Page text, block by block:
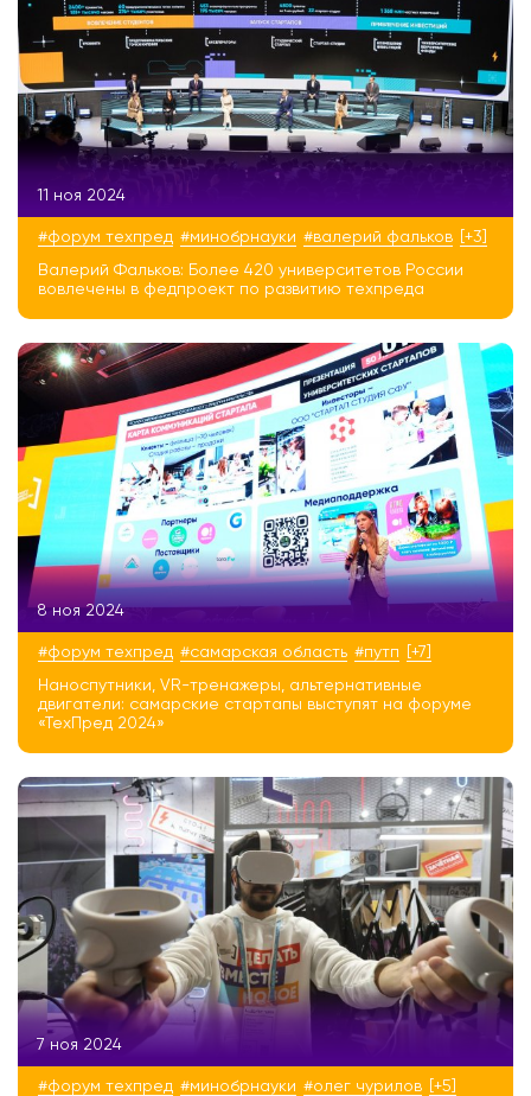
11 ноя 2024
#форум техпред #минобрнауки #валерий фальков
[+3]
Валерий Фальков: Более 420 университетов России
вовлечены в федпроект по развитию техпреда
8 ноя 2024
#форум техпред #самарская область #путп
[+7]
Наноспутники, VR-тренажеры, альтернативные
двигатели: самарские стартапы выступят на форуме
«ТехПред 2024»
7 ноя 2024
#форум техпред #минобрнауки #олег чурилов
[+5]